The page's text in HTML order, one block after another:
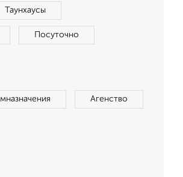
Таунхаусы
Посуточно
Агенство